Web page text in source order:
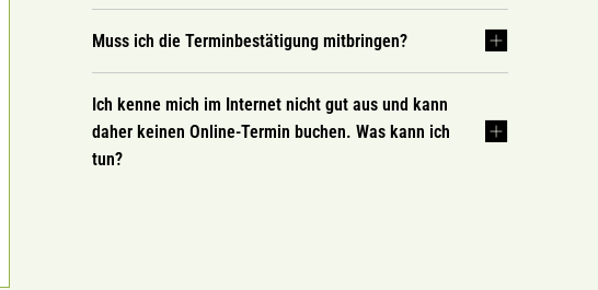
Muss ich die Terminbestätigung mitbringen?
Ich kenne mich im Internet nicht gut aus und kann
daher keinen Online-Termin buchen. Was kann ich
tun?